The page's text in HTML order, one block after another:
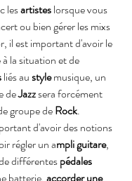
les artistes lorsque vous
ou bien gérer les mixs
il est important d'avoir le
la situation et de
liés au style musique, un
de Jazz sera forcément
groupe de Rock.
d'avoir des notions
régler un ampli guitare,
différentes pédales
batterie, accorder une